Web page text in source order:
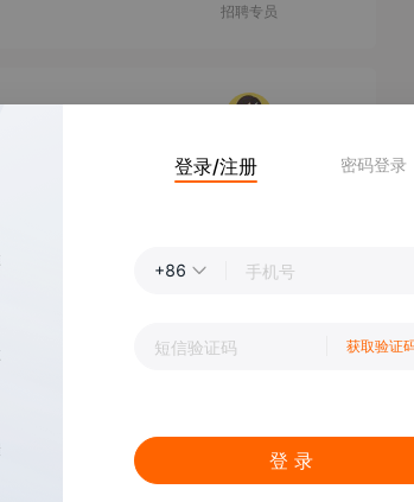
招聘专员
李女士
HRBP
李女士
登录/注册 密码登录
+86
获取验证
登 录